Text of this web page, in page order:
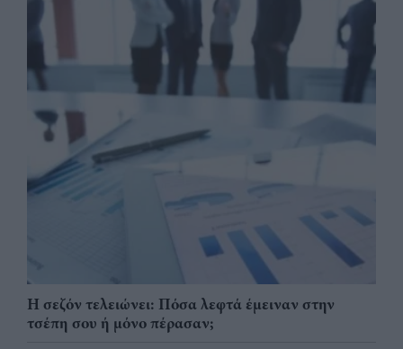
Η σεζόν τελειώνει: Πόσα λεφτά έμειναν στην
τσέπη σου ή μόνο πέρασαν;